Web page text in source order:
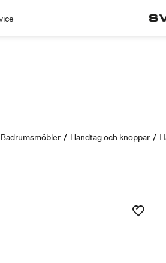
Badrumsmöbler / Handtag och knoppar /